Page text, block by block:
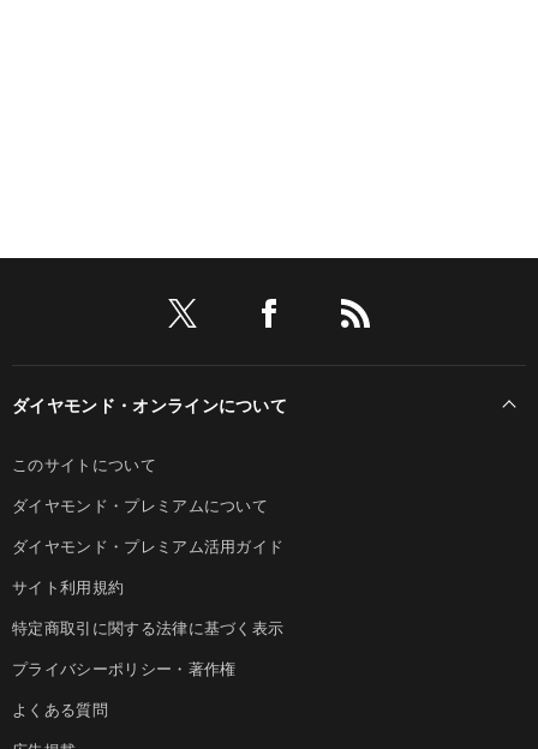
ダイヤモンド・オンラインについて
このサイトについて
ダイヤモンド・プレミアムについて
ダイヤモンド・プレミアム活用ガイド
サイト利用規約
特定商取引に関する法律に基づく表示
プライバシーポリシー・著作権
よくある質問